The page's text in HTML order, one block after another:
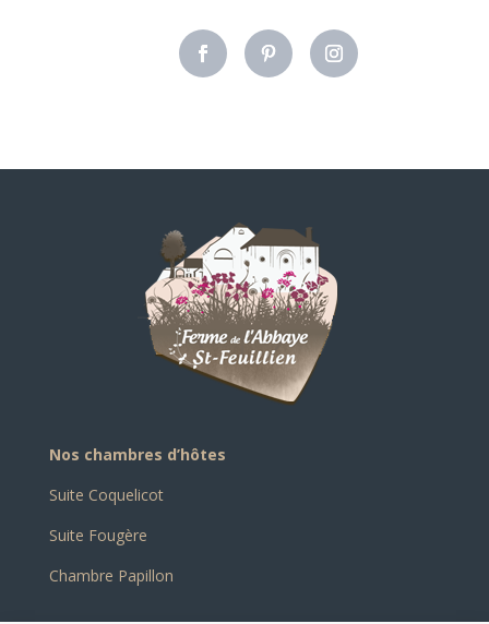
Nos chambres d’hôtes
Suite Coquelicot
Suite Fougère
Chambre Papillon